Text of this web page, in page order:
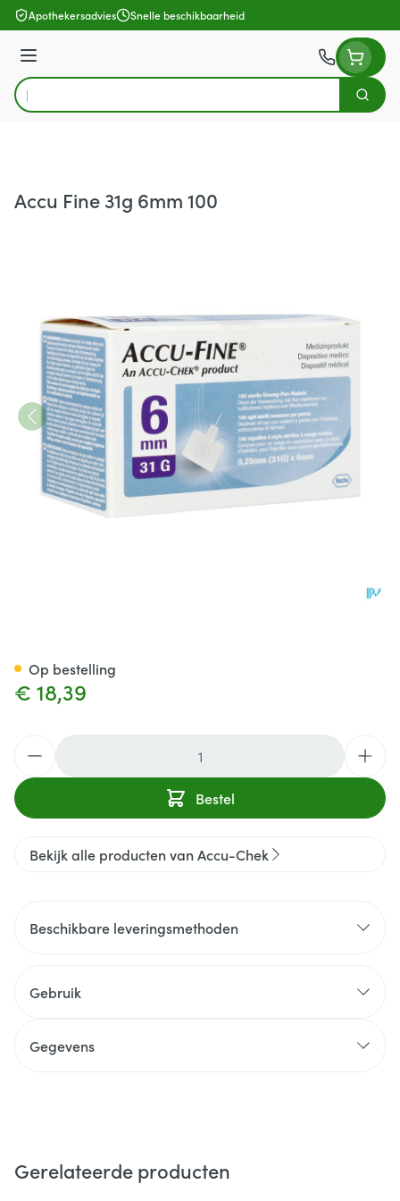
Ga naar de inhoud
Apothekersadvies Snelle beschikbaarheid
Menu
Product, merk, categorie...
Zoek
Accu Fine 31g 6mm 100
€ 18,39
Bestel
Op bestelling
Bekijk alle producten van Accu-Chek
Beschikbare leveringsmethoden
Gebruik
Gegevens
Gerelateerde producten